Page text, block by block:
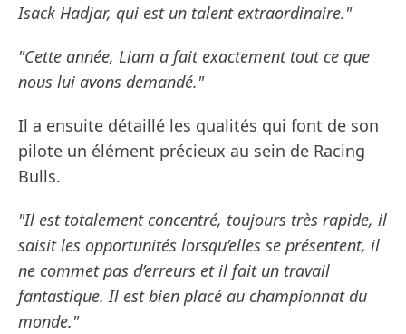
Isack Hadjar, qui est un talent extraordinaire."
"Cette année, Liam a fait exactement tout ce que
nous lui avons demandé."
Il a ensuite détaillé les qualités qui font de son
pilote un élément précieux au sein de Racing
Bulls.
"Il est totalement concentré, toujours très rapide, il
saisit les opportunités lorsqu’elles se présentent, il
ne commet pas d’erreurs et il fait un travail
fantastique. Il est bien placé au championnat du
monde."